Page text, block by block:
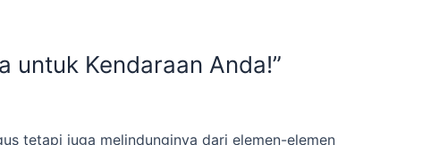
untuk Kendaraan Anda!”
tetapi juga melindunginya dari elemen-elemen